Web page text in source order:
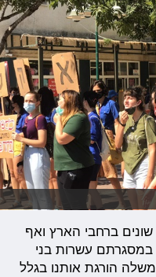
ברחבי הארץ ואף
כללה מיצגים אנושיים בשם Die In במסגרתם עשרות בני
הורגת אותנו בגלל